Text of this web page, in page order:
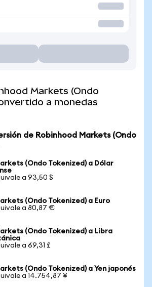
Markets (Ondo
a monedas
de Robinhood Markets (Ondo
(Ondo Tokenized) a Dólar
a 93,50 $
(Ondo Tokenized) a Euro
a 80,87 €
(Ondo Tokenized) a Libra
a 69,31 £
(Ondo Tokenized) a Yen japonés
a 14.754,87 ¥